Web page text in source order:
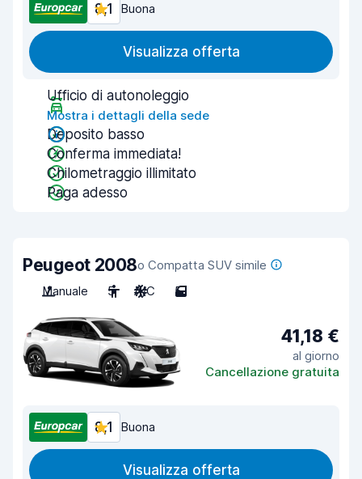
8,1 Buona
Visualizza offerta
Ufficio di autonoleggio
Mostra i dettagli della sede
Deposito basso
Conferma immediata!
Chilometraggio illimitato
Paga adesso
Peugeot 2008o Compatta SUV simile
Manuale
5 A/C 5
41,18 €
al giorno
Cancellazione gratuita
8,1 Buona
Visualizza offerta